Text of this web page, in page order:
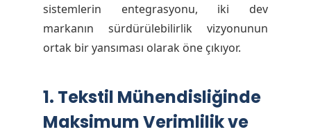
sistemlerin entegrasyonu, iki dev
markanın sürdürülebilirlik vizyonunun
ortak bir yansıması olarak öne çıkıyor.
1. Tekstil Mühendisliğinde
Maksimum Verimlilik ve